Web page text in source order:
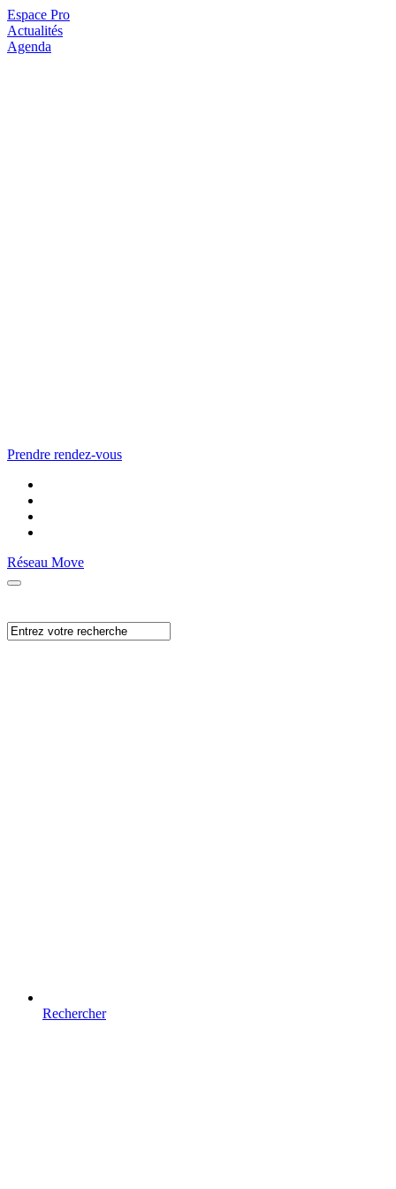
Espace Pro
Actualités
Agenda
Prendre rendez-vous
Réseau Move
Rechercher